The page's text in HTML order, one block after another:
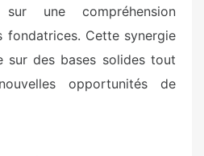
une compréhension
fondatrices. Cette synergie
sur des bases solides tout
opportunités de